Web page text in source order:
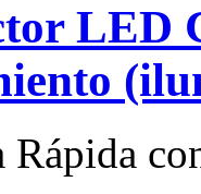
LED
Rápida